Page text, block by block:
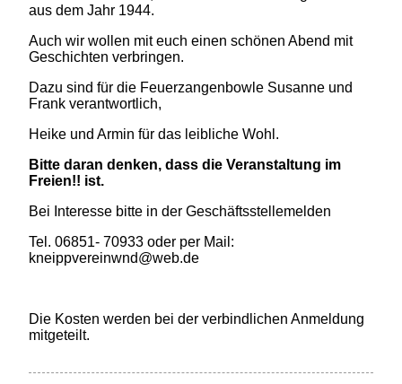
aus dem Jahr 1944.
Auch wir wollen mit euch einen schönen Abend mit
Geschichten verbringen.
Dazu sind für die Feuerzangenbowle Susanne und
Frank verantwortlich,
Heike und Armin für das leibliche Wohl.
Bitte daran denken, dass die Veranstaltung im
Freien!! ist.
Bei Interesse bitte in der Geschäftsstellemelden
Tel. 06851- 70933 oder per Mail:
kneippvereinwnd@web.de
Die Kosten werden bei der verbindlichen Anmeldung
mitgeteilt.